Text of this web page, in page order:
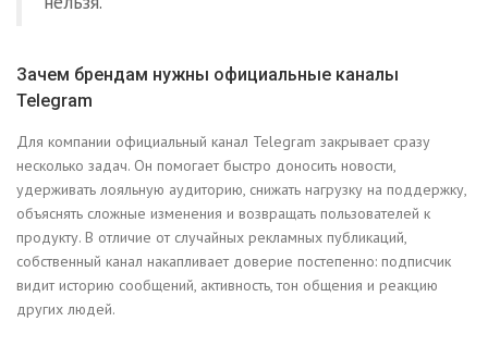
Зачем брендам нужны официальные каналы
Telegram
Для компании официальный канал Telegram закрывает сразу
несколько задач. Он помогает быстро доносить новости,
удерживать лояльную аудиторию, снижать нагрузку на поддержку,
объяснять сложные изменения и возвращать пользователей к
продукту. В отличие от случайных рекламных публикаций,
собственный канал накапливает доверие постепенно: подписчик
видит историю сообщений, активность, тон общения и реакцию
других людей.